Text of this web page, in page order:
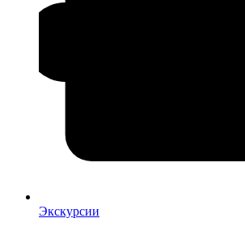
Экскурсии